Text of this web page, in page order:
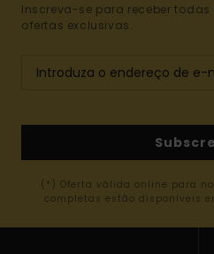
Inscreva-se para receber
ofertas exclusivas.
(*) Oferta válida online para
completas estão disponíveis